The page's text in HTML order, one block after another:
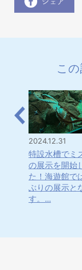
こ
2024.12.31
特設水槽でミ
の展示を開始
た！海遊館で
ぶりの展示と
す。...